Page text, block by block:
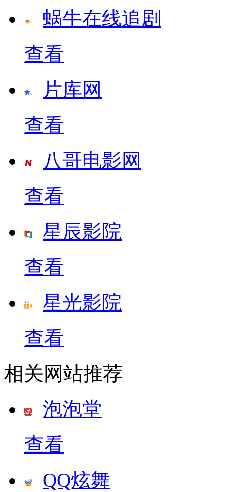
蜗牛在线追剧
查看
片库网
查看
八哥电影网
查看
星辰影院
查看
星光影院
查看
相关网站推荐
泡泡堂
查看
QQ炫舞